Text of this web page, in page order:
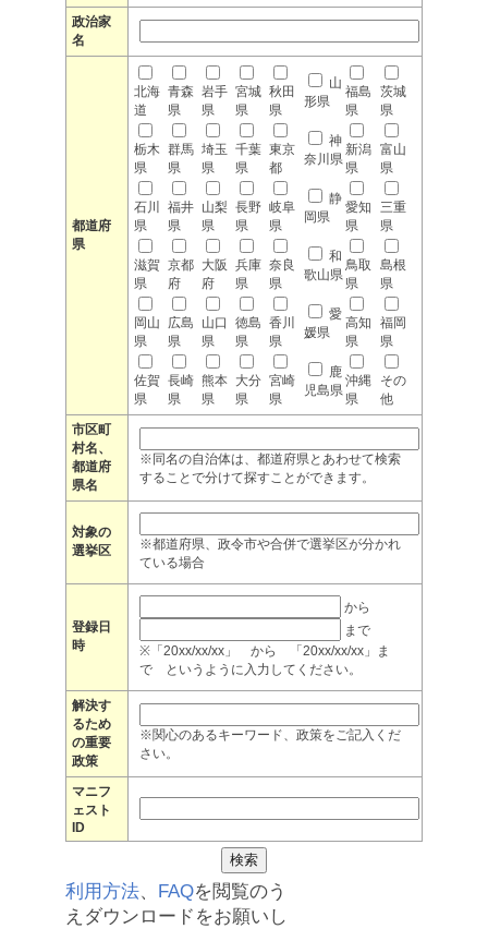
政治家
名
都道府
県
北海
道
青森
県
岩手
県
宮城
県
秋田
県
山
形県
福島
県
茨城
県
栃木
県
群馬
県
埼玉
県
千葉
県
東京
都
神
奈川県
新潟
県
富山
県
石川
県
福井
県
山梨
県
長野
県
岐阜
県
静
岡県
愛知
県
三重
県
滋賀
県
京都
府
大阪
府
兵庫
県
奈良
県
和
歌山県
鳥取
県
島根
県
岡山
県
広島
県
山口
県
徳島
県
香川
県
愛
媛県
高知
県
福岡
県
佐賀
県
長崎
県
熊本
県
大分
県
宮崎
県
鹿
児島県
沖縄
県
その
他
市区町
村名、
都道府
県名
※同名の自治体は、都道府県とあわせて検索
することで分けて探すことができます。
対象の
選挙区
※都道府県、政令市や合併で選挙区が分かれ
ている場合
登録日
時
から
まで
※「20xx/xx/xx」 から 「20xx/xx/xx」ま
で というように入力してください。
解決す
るため
の重要
政策
※関心のあるキーワード、政策をご記入くだ
さい。
マニフ
ェスト
ID
利用方法、 FAQを閲覧のう
えダウンロードをお願いし